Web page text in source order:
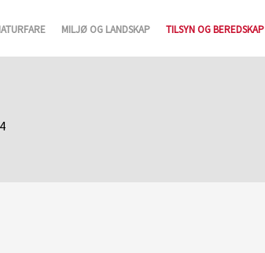
MILJØ OG LANDSKAP TILSYN OG BEREDSKAP